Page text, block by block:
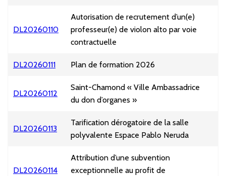
DL20260110
Autorisation de recrutement d’un(e)
professeur(e) de violon alto par voie
contractuelle
DL20260111 Plan de formation 2026
DL20260112
Saint-Chamond « Ville Ambassadrice
du don d’organes »
DL20260113
Tarification dérogatoire de la salle
polyvalente Espace Pablo Neruda
DL20260114
Attribution d’une subvention
exceptionnelle au profit de